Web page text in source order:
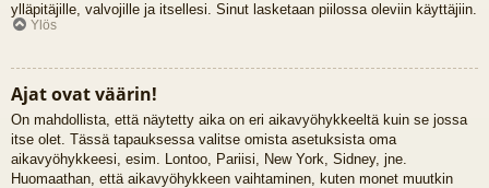
ylläpitäjille, valvojille ja itsellesi. Sinut lasketaan piilossa oleviin käyttäjiin.
Ylös
Ajat ovat väärin!
On mahdollista, että näytetty aika on eri aikavyöhykkeeltä kuin se jossa
itse olet. Tässä tapauksessa valitse omista asetuksista oma
aikavyöhykkeesi, esim. Lontoo, Pariisi, New York, Sidney, jne.
Huomaathan, että aikavyöhykkeen vaihtaminen, kuten monet muutkin